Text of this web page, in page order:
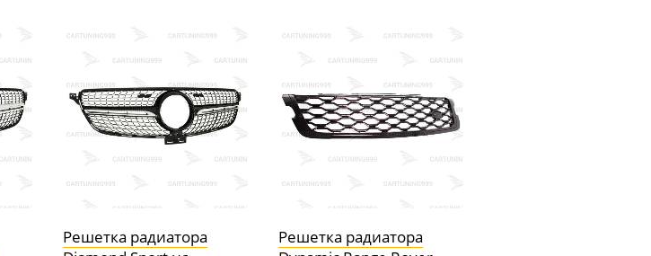
Решетка радиатора
Решетка радиатора